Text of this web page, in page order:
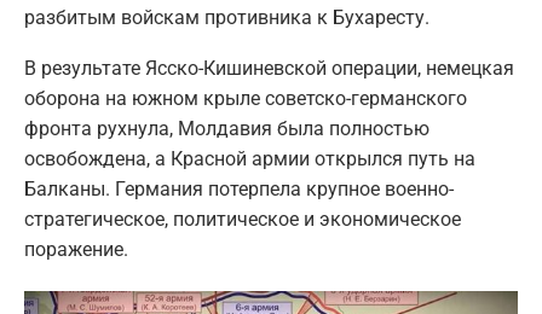
разбитым войскам противника к Бухаресту.
В результате Ясско-Кишиневской операции, немецкая
оборона на южном крыле советско-германского
фронта рухнула, Молдавия была полностью
освобождена, а Красной армии открылся путь на
Балканы. Германия потерпела крупное военно-
стратегическое, политическое и экономическое
поражение.